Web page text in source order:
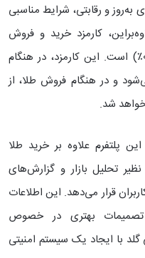
و رقابتی، شرایط مناسبی
کارمزد خرید و فروش
٪) است. این کارمزد، در هنگام
و در هنگام فروش طلا، از
شد.
پلتفرم علاوه بر خرید طلا
تحلیل بازار و گزارش‌های
قرار می‌دهد. این اطلاعات
تصمیمات بهتری در خصوص
با ایجاد یک سیستم امنیتی